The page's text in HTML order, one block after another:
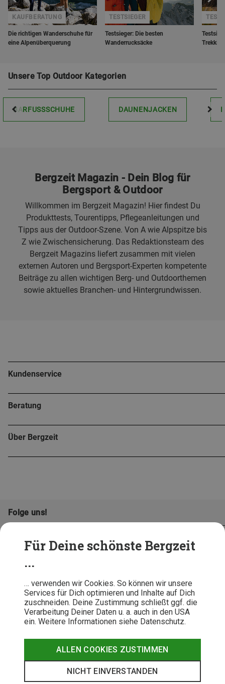
Für Deine schönste Bergzeit
...
… verwenden wir Cookies. So können wir unsere
Services für Dich optimieren und Inhalte auf Dich
zuschneiden. Deine Zustimmung schließt ggf. die
Verarbeitung Deiner Daten u. a. auch in den USA
ein. Weitere Informationen siehe Datenschutz.
ALLEN COOKIES ZUSTIMMEN
NICHT EINVERSTANDEN
Die richtigen Wanderschuhe für
eine Alpenüberquerung
KAUFBERATUNG
Testsieger: Die besten
Wanderrucksäcke
TESTSIEGER
Unsere Top Outdoor Kategorien
BARFUSSSCHUHE DAUNENJACKEN
Bergzeit Magazin - Dein Blog für
Bergsport & Outdoor
Willkommen im Bergzeit Magazin! Hier findest Du
Produkttests, Tourentipps, Pflegeanleitungen und
Tipps aus der Outdoor-Szene. Von A wie Alpspitze bis
Z wie Zwischensicherung. Das Redaktionsteam des
Bergzeit Magazins liefert zusammen mit vielen
externen Autoren und Bergsport-Experten kompetente
Beiträge zu allen wichtigen Berg- und Outdoorthemen
sowie aktuelles Branchen- und Hintergrundwissen.
Kundenservice
Beratung
Über Bergzeit
Folge uns!
© 2026 Bergzeit GmbH © Bergsport, Outdoor & Trekking Shop